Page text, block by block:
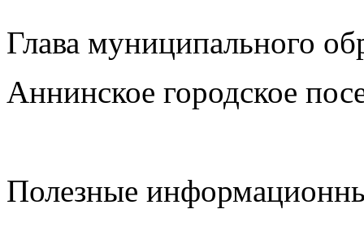
Глава муниципального
Аннинское городское
Полезные